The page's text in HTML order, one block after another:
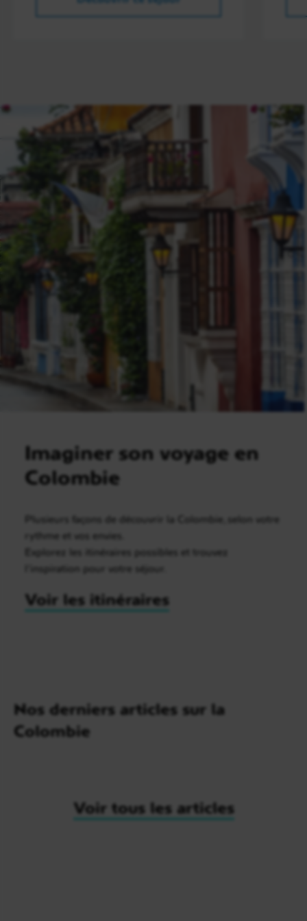
Imaginer son voyage en
Colombie
Plusieurs façons de découvrir la Colombie, selon votre
rythme et vos envies.
Explorez les itinéraires possibles et trouvez
l’inspiration pour votre séjour.
Voir les itinéraires
Nos derniers articles sur la
Colombie
Voir tous les articles